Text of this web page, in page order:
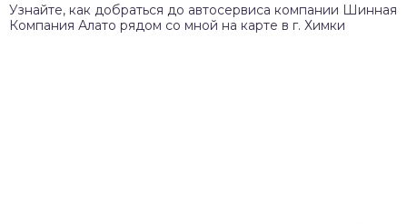
Узнайте, как добраться до автосервиса компании Шинная
Компания Алато рядом со мной на карте в г. Химки